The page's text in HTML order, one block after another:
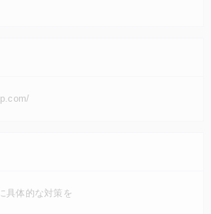
具体的な対策を